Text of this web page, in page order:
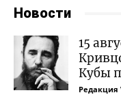
Новости
15
Кубы
Редакция